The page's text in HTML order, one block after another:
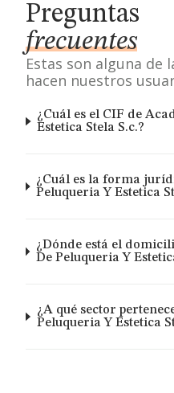
Preguntas
frecuentes
Estas son alguna de
hacen nuestros
¿Cuál es el CIF de
Estetica Stela S.c.?
¿Cuál es la forma
Peluqueria Y Estetica
¿Dónde está el
De Peluqueria Y
¿A qué sector
Peluqueria Y Estetica